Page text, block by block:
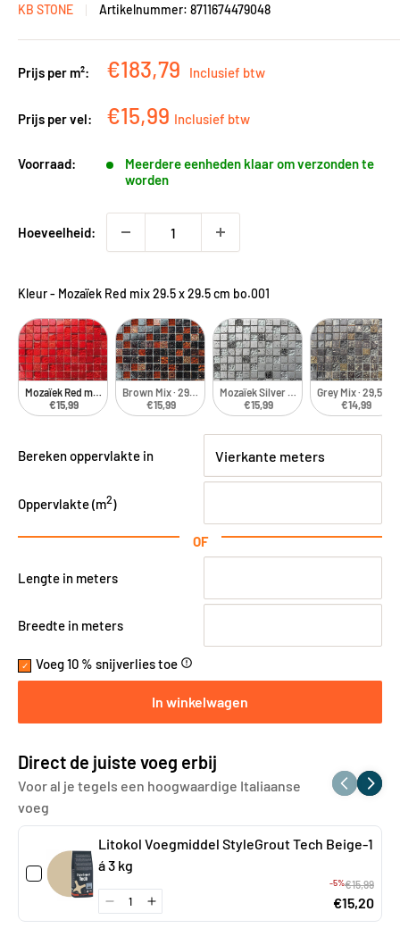
KB STONE Artikelnummer: 8711674479048
Prijs per m²: Kortingsprijs
€183,79 Inclusief btw
Prijs per vel: Kortingsprijs
€15,99 Inclusief btw
Voorraad:
Meerdere eenheden klaar om verzonden te
worden
Hoeveelheid:
Kleur- Mozaïek Red mix 29.5 x 29.5 cm bo.001
Mozaïek Red mix 29.5 x 29.5 cm bo.001
€15,99
Brown Mix · 29,5x29,5 cm
€15,99
Mozaïek Silver mix 29.5 x 29.5 cm
€15,99
Grey Mix ·
€14,99
Bereken oppervlakte in
Oppervlakte (m2)
OF
Lengte in meters
Breedte in meters
Voeg 10 % snijverlies toe error_outline
In winkelwagen
Direct de juiste voeg erbij
Voor al je tegels een hoogwaardige Italiaanse
voeg
Litokol Voegmiddel StyleGrout Tech Beige-1
á 3 kg
-5%€15,99
€15,20